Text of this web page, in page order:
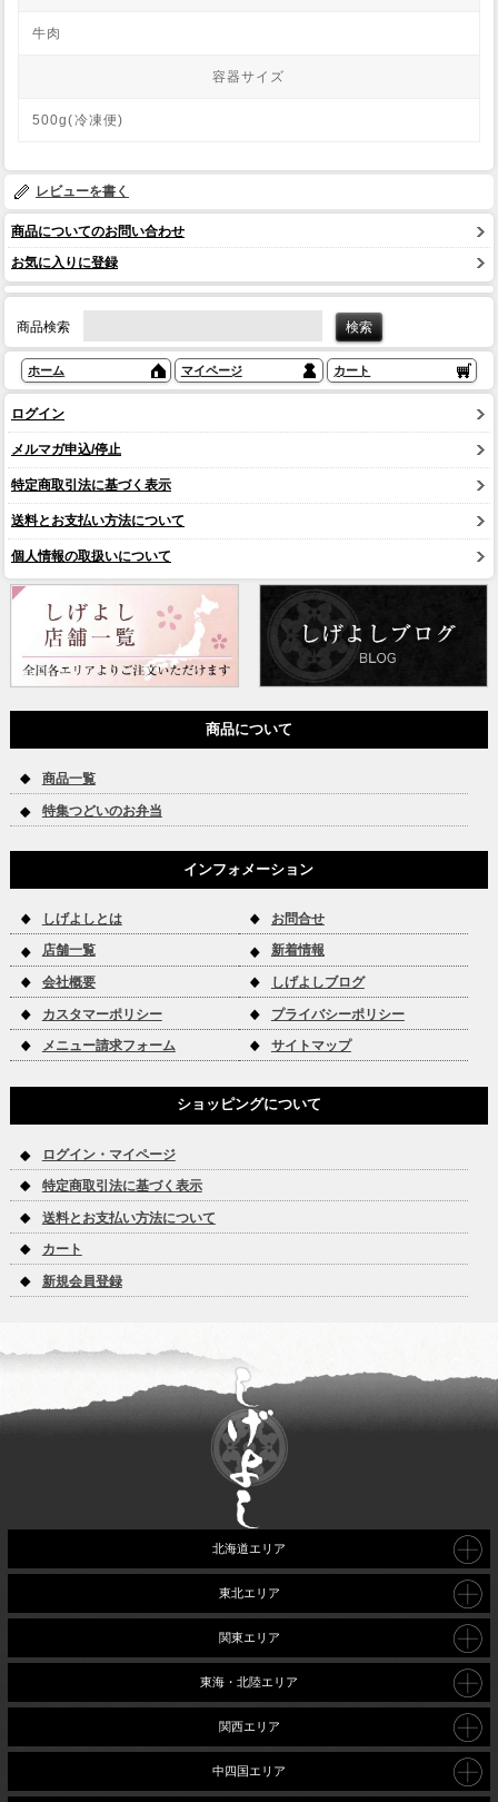
牛肉
容器サイズ
500g(冷凍便)
レビューを書く
商品についてのお問い合わせ
お気に入りに登録
商品検索
ホーム マイページ カート
ログイン
メルマガ申込/停止
特定商取引法に基づく表示
送料とお支払い方法について
個人情報の取扱いについて
商品について
商品一覧
特集つどいのお弁当
インフォメーション
しげよしとは お問合せ
店舗一覧 新着情報
会社概要 しげよしブログ
カスタマーポリシー プライバシーポリシー
メニュー請求フォーム サイトマップ
ショッピングについて
ログイン・マイページ
特定商取引法に基づく表示
送料とお支払い方法について
カート
新規会員登録
北海道エリア
東北エリア
関東エリア
東海・北陸エリア
関西エリア
中四国エリア